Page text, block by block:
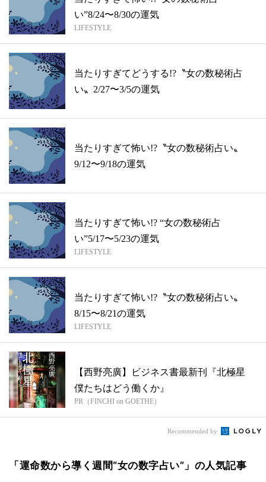
い”8/24〜8/30の運気
LIFESTYLE
当たりすぎてどうする!?〝女の数秘術占
い〟2/27〜3/5の運気
当たりすぎて怖い!?〝女の数秘術占い〟
9/12〜9/18の運気
当たりすぎて怖い!? “女の数秘術占
い”5/17〜5/23の運気
LIFESTYLE
当たりすぎて怖い!?〝女の数秘術占い〟
8/15〜8/21の運気
LIFESTYLE
【西野亮廣】ビジネス書最新刊『北極星
僕たちはどう働くか』
PR（FINCHI on GOETHE）
Recommended by
「運命数から導く週間“女の数字占い”」の人気記事